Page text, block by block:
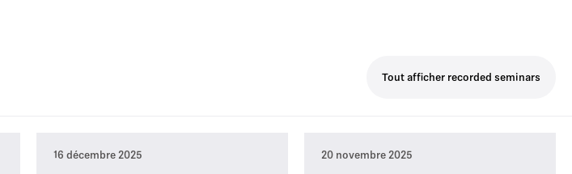
Tout afficher recorded seminars
16 décembre 2025 20 novembre 2025